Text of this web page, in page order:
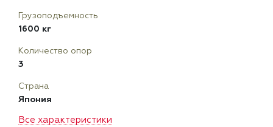
Все характеристики
Грузоподъемность
1600 кг
Количество опор
3
Страна
Япония